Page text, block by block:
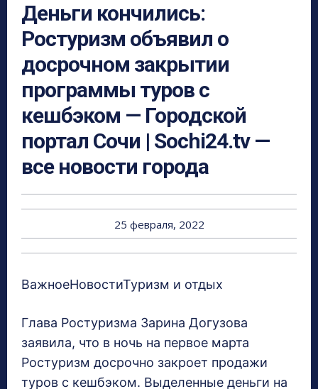
Деньги кончились:
Ростуризм объявил о
досрочном закрытии
программы туров с
кешбэком — Городской
портал Сочи | Sochi24.tv —
все новости города
25 февраля, 2022
ВажноеНовостиТуризм и отдых
Глава Ростуризма Зарина Догузова
заявила, что в ночь на первое марта
Ростуризм досрочно закроет продажи
туров с кешбэком. Выделенные деньги на